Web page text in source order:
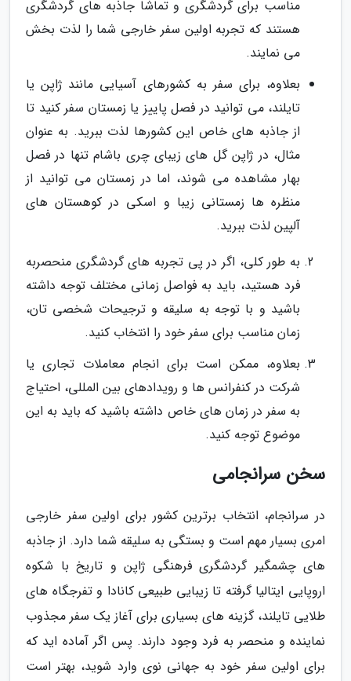
مناسب برای گردشگری و تماشا جاذبه های گردشگری
هستند که تجربه اولین سفر خارجی شما را لذت بخش
می نمایند.
بعلاوه، برای سفر به کشورهای آسیایی مانند ژاپن یا
تایلند، می توانید در فصل پاییز یا زمستان سفر کنید تا
از جاذبه های خاص این کشورها لذت ببرید. به عنوان
مثال، در ژاپن گل های زیبای چری باشام تنها در فصل
بهار مشاهده می شوند، اما در زمستان می توانید از
منظره ها زمستانی زیبا و اسکی در کوهستان های
آلپین لذت ببرید.
به طور کلی، اگر در پی تجربه های گردشگری منحصربه
فرد هستید، باید به فواصل زمانی مختلف توجه داشته
باشید و با توجه به سلیقه و ترجیحات شخصی تان،
زمان مناسب برای سفر خود را انتخاب کنید.
بعلاوه، ممکن است برای انجام معاملات تجاری یا
شرکت در کنفرانس ها و رویدادهای بین المللی، احتیاج
به سفر در زمان های خاص داشته باشید که باید به این
موضوع توجه کنید.
سخن سرانجامی
در سرانجام، انتخاب برترین کشور برای اولین سفر خارجی
امری بسیار مهم است و بستگی به سلیقه شما دارد. از جاذبه
های چشمگیر گردشگری فرهنگی ژاپن و تاریخ با شکوه
اروپایی ایتالیا گرفته تا زیبایی طبیعی کانادا و تفرجگاه های
طلایی تایلند، گزینه های بسیاری برای آغاز یک سفر مجذوب
نماینده و منحصر به فرد وجود دارند. پس اگر آماده اید که
برای اولین سفر خود به جهانی نوی وارد شوید، بهتر است